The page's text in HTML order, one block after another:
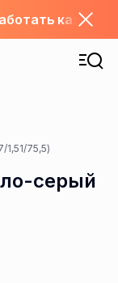
каждый
1,51/75,5)
серый